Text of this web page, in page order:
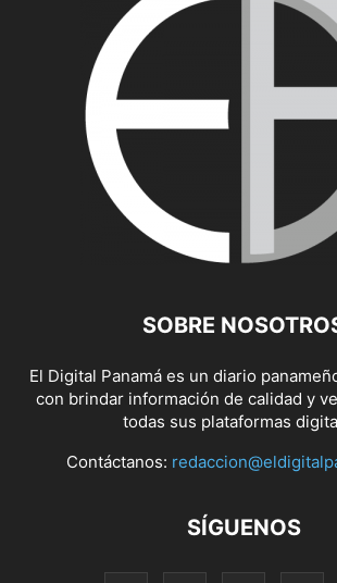
SOBRE
El Digital Panamá es un diario
con brindar información de calidad y
todas sus plataformas
Contáctanos:
SÍGUENOS